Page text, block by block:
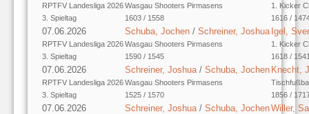
RPTFV Landesliga 2026
3. Spieltag
Wasgau Shooters Pirmasens
1603 / 1558
1. Kicker
1616 /
07.06.2026
RPTFV Landesliga 2026
3. Spieltag
Schuba, Jochen / Schreiner, Joshua
Wasgau Shooters Pirmasens
1590 / 1545
Igel,
1. Kicker
1618 /
07.06.2026
RPTFV Landesliga 2026
3. Spieltag
Schreiner, Joshua / Schuba, Jochen
Wasgau Shooters Pirmasens
1525 / 1570
Knecht,
1856 /
07.06.2026 Schreiner, Joshua / Schuba, JochenWiller,